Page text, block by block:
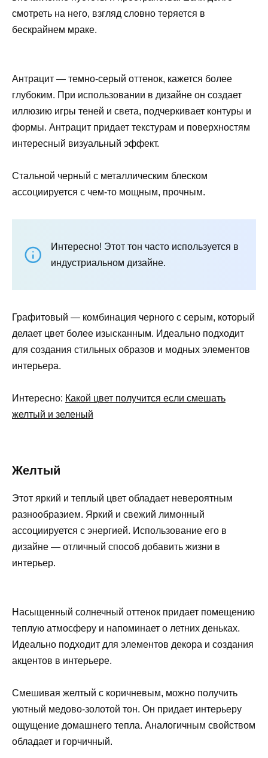
смотреть на него, взгляд словно теряется в
бескрайнем мраке.
Антрацит — темно-серый оттенок, кажется более
глубоким. При использовании в дизайне он создает
иллюзию игры теней и света, подчеркивает контуры и
формы. Антрацит придает текстурам и поверхностям
интересный визуальный эффект.
Стальной черный с металлическим блеском
ассоциируется с чем-то мощным, прочным.
Интересно! Этот тон часто используется в
индустриальном дизайне.
Графитовый — комбинация черного с серым, который
делает цвет более изысканным. Идеально подходит
для создания стильных образов и модных элементов
интерьера.
Интересно: Какой цвет получится если смешать
желтый и зеленый
Желтый
Этот яркий и теплый цвет обладает невероятным
разнообразием. Яркий и свежий лимонный
ассоциируется с энергией. Использование его в
дизайне — отличный способ добавить жизни в
интерьер.
Насыщенный солнечный оттенок придает помещению
теплую атмосферу и напоминает о летних деньках.
Идеально подходит для элементов декора и создания
акцентов в интерьере.
Смешивая желтый с коричневым, можно получить
уютный медово-золотой тон. Он придает интерьеру
ощущение домашнего тепла. Аналогичным свойством
обладает и горчичный.